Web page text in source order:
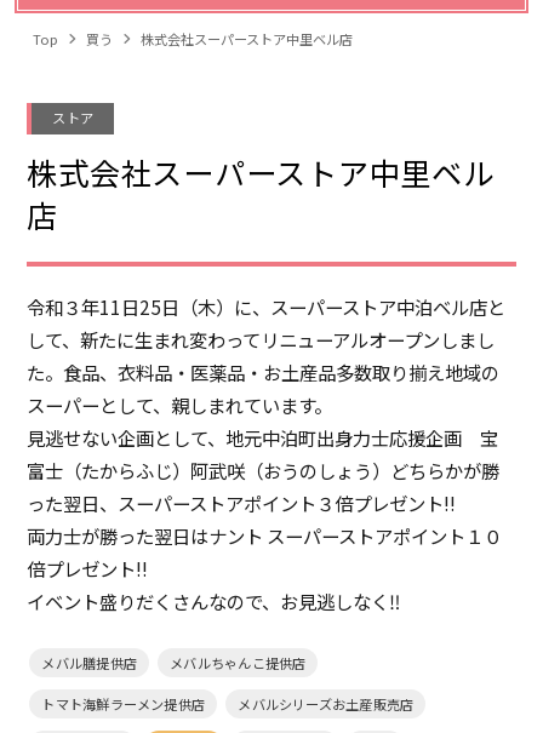
Top 買う 株式会社スーパーストア中里ベル店
ストア
株式会社スーパーストア中里ベル
店
令和３年11日25日（木）に、スーパーストア中泊ベル店と
して、新たに生まれ変わってリニューアルオープンしまし
た。食品、衣料品・医薬品・お土産品多数取り揃え地域の
スーパーとして、親しまれています。
見逃せない企画として、地元中泊町出身力士応援企画 宝
富士（たからふじ）阿武咲（おうのしょう）どちらかが勝
った翌日、スーパーストアポイント３倍プレゼント!!
両力士が勝った翌日はナント スーパーストアポイント１０
倍プレゼント!!
イベント盛りだくさんなので、お見逃しなく‼
メバル膳提供店 メバルちゃんこ提供店
トマト海鮮ラーメン提供店 メバルシリーズお土産販売店